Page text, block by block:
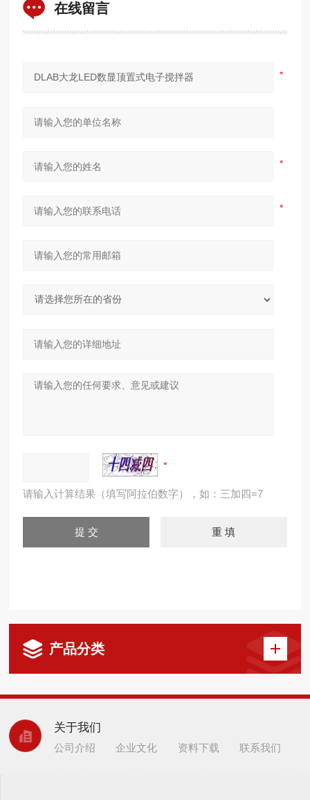
在线留言
请输入计算结果（填写阿拉伯数字），如：三加四=7
产品分类
关于我们
公司介绍 企业文化 资料下载 联系我们